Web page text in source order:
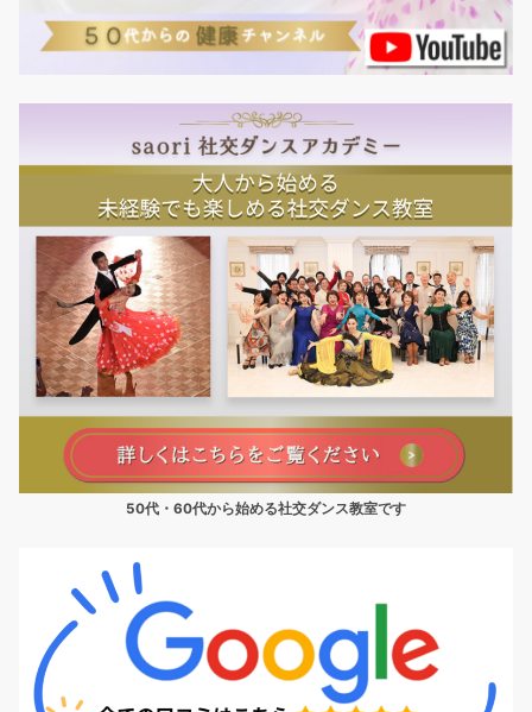
50代・60代から始める社交ダンス教室です